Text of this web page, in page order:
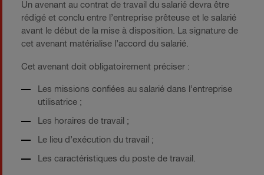
Un avenant au contrat de travail du salarié devra être
rédigé et conclu entre l’entreprise prêteuse et le salarié
avant le début de la mise à disposition. La signature de
cet avenant matérialise l’accord du salarié.
Cet avenant doit obligatoirement préciser :
Les missions confiées au salarié dans l’entreprise
utilisatrice ;
Les horaires de travail ;
Le lieu d’exécution du travail ;
Les caractéristiques du poste de travail.